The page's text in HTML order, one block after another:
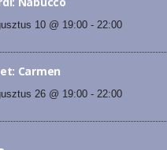
10 @ 19:00- 22:00
Carmen
26 @ 19:00- 22:00